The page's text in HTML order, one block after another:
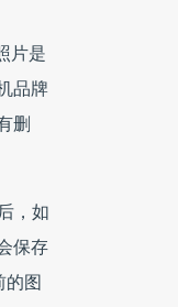
片是
品牌
删
，如
保存
的图